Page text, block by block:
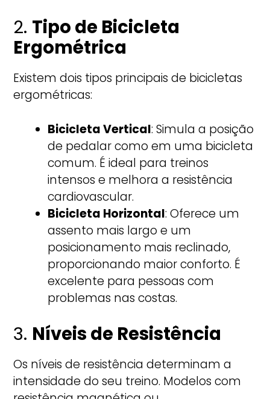
2. Tipo de Bicicleta
Ergométrica
Existem dois tipos principais de bicicletas
ergométricas:
Bicicleta Vertical: Simula a posição
de pedalar como em uma bicicleta
comum. É ideal para treinos
intensos e melhora a resistência
cardiovascular.
Bicicleta Horizontal: Oferece um
assento mais largo e um
posicionamento mais reclinado,
proporcionando maior conforto. É
excelente para pessoas com
problemas nas costas.
3. Níveis de Resistência
Os níveis de resistência determinam a
intensidade do seu treino. Modelos com